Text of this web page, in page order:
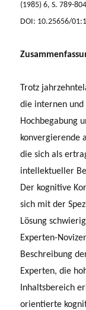
(1985) 6, S. 789-
DOI: 10.25656/
Trotz
die internen und
Hochbegabung
konvergierende
die sich als
intellektueller
Der kognitive
sich mit der
Lösung
Experten-
Beschreibung
Experten, die
Inhaltsbereich
orientierte